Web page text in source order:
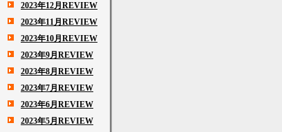
2023年12月REVIEW
2023年11月REVIEW
2023年10月REVIEW
2023年9月REVIEW
2023年8月REVIEW
2023年7月REVIEW
2023年6月REVIEW
2023年5月REVIEW